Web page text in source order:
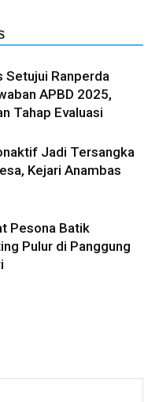
Setujui Ranperda
APBD 2025,
Tahap Evaluasi
Jadi Tersangka
Kejari Anambas
Pesona Batik
Pulur di Panggung